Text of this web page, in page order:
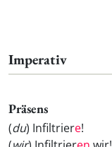
Imperativ
Präsens
(du) Infiltriere!